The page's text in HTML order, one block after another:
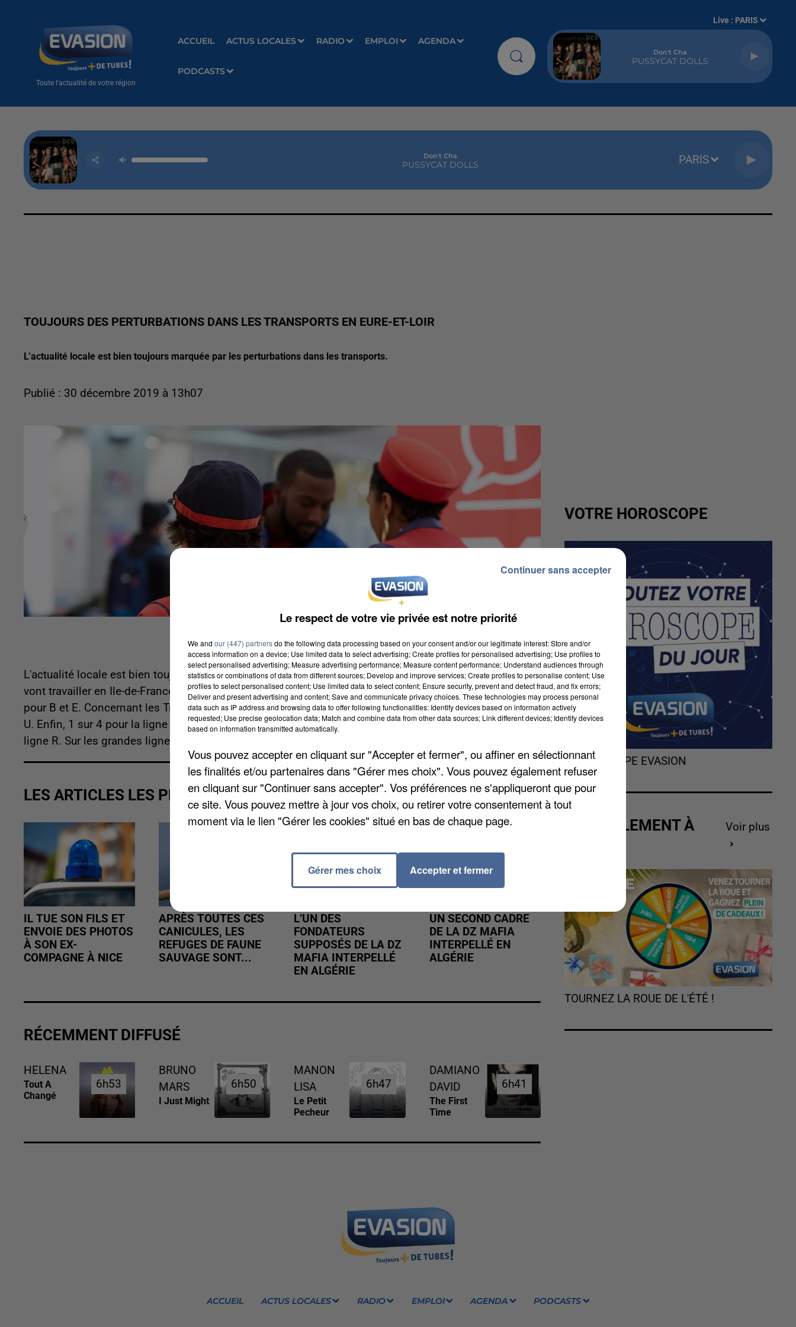
Toute l'actualité de votre région
ACCUEIL ACTUS LOCALES RADIO EMPLOI AGENDA
PODCASTS
Live : PARIS
Don't Cha
PUSSYCAT DOLLS
Don't Cha
PUSSYCAT DOLLS PARIS
TOUJOURS DES PERTURBATIONS DANS LES TRANSPORTS EN EURE-ET-LOIR
L'actualité locale est bien toujours marquée par les perturbations dans les transports.
Publié : 30 décembre 2019 à 13h07
L'actualité locale est bien toujours marquée par les perturbations dans les transports. Pour ceux qui
vont travailler en Ile-de-France, comptez 1 RER sur 4 en moyenne sur les lignes A, C et D, et 1 sur trois
pour B et E. Concernant les Transiliens, il y a 1 train sur 3 sur les lignes H, J et P, et 1 sur 2 pour K, L et
U. Enfin, 1 sur 4 pour la ligne N. Prévoyez deux allers-retours Paris-Montargis en ce qui concerne la
ligne R. Sur les grandes lignes, 10 TGV Paris-Chartres devraient effectuer l'aller-retour.
LES ARTICLES LES PLUS VUS
IL TUE SON FILS ET
ENVOIE DES PHOTOS
À SON EX-
COMPAGNE À NICE
APRÈS TOUTES CES
CANICULES, LES
REFUGES DE FAUNE
SAUVAGE SONT...
L’UN DES
FONDATEURS
SUPPOSÉS DE LA DZ
MAFIA INTERPELLÉ
EN ALGÉRIE
UN SECOND CADRE
DE LA DZ MAFIA
INTERPELLÉ EN
ALGÉRIE
RÉCEMMENT DIFFUSÉ
HELENA
Tout A
Changé
6h53
6h53
BRUNO
MARS
I Just Might
6h50
6h50
MANON
LISA
Le Petit
Pecheur
6h47
6h47
DAMIANO
DAVID
The First
Time
6h41
6h41
VOTRE HOROSCOPE
L'HOROSCOPE EVASION
ACTUELLEMENT À
Voir plus
TOURNEZ LA ROUE DE L'ÉTÉ !
ACCUEIL ACTUS LOCALES RADIO EMPLOI AGENDA PODCASTS
Le respect de votre vie privée est notre priorité
We and our (447) partnersdo the following data processing based on your consent and/or our legitimate interest: Store and/or
access information on a device; Use limited data to select advertising; Create profiles for personalised advertising; Use profiles to
select personalised advertising; Measure advertising performance; Measure content performance; Understand audiences through
statistics or combinations of data from different sources; Develop and improve services; Create profiles to personalise content; Use
profiles to select personalised content; Use limited data to select content; Ensure security, prevent and detect fraud, and fix errors;
Deliver and present advertising and content; Save and communicate privacy choices. These technologies may process personal
data such as IP address and browsing data to offer following functionalities: Identify devices based on information actively
requested; Use precise geolocation data; Match and combine data from other data sources; Link different devices; Identify devices
based on information transmitted automatically.
Vous pouvez accepter en cliquant sur "Accepter et fermer", ou affiner en sélectionnant
les finalités et/ou partenaires dans "Gérer mes choix". Vous pouvez également refuser
en cliquant sur "Continuer sans accepter". Vos préférences ne s'appliqueront que pour
ce site. Vous pouvez mettre à jour vos choix, ou retirer votre consentement à tout
moment via le lien "Gérer les cookies" situé en bas de chaque page.
Gérer mes choix Accepter et fermer
Continuer sans accepter